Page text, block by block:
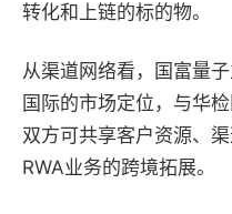
转化和上链的标的物。
从渠道网络看，国富量
国际的市场定位，与华
双方可共享客户资源、
RWA业务的跨境拓展。